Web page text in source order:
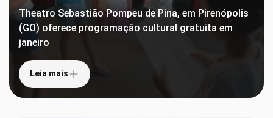
Theatro Sebastião Pompeu de Pina, em Pirenópolis
(GO) oferece programação cultural gratuita em
janeiro
Leia mais